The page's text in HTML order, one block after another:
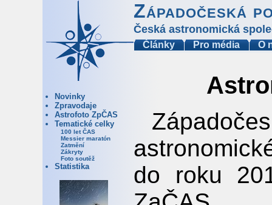
Západočeská
Česká astronomická
Články Pro média O
Novinky
Zpravodaje
Astrofoto ZpČAS
Tematické celky
100 let ČAS
Messier maratón
Zatmění
Zákryty
Foto soutěž
Statistika
do roku